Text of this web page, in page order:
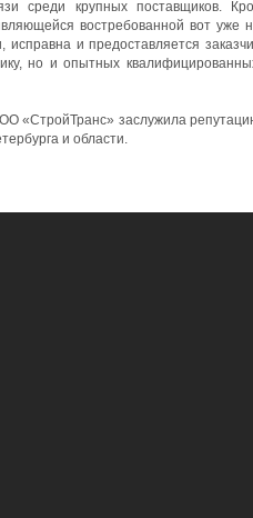
среди крупных поставщиков.
востребованной вот уже
исправна и предоставляется
но и опытных
«СтройТранс» заслужила
и области.